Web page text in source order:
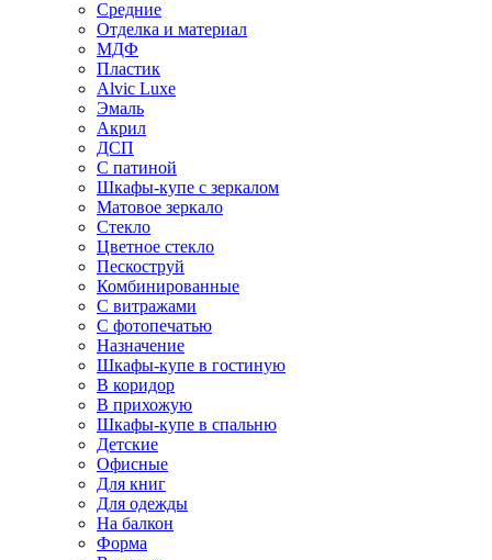
Средние
Отделка и материал
МДФ
Пластик
Alvic Luxe
Эмаль
Акрил
ДСП
С патиной
Шкафы-купе с зеркалом
Матовое зеркало
Стекло
Цветное стекло
Пескоструй
Комбинированные
С витражами
С фотопечатью
Назначение
Шкафы-купе в гостиную
В коридор
В прихожую
Шкафы-купе в спальню
Детские
Офисные
Для книг
Для одежды
На балкон
Форма